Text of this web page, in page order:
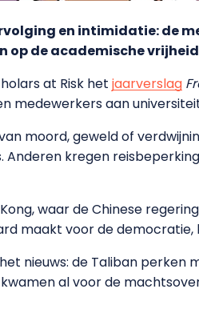
en intimidatie: de
op de academische
at Risk het jaarverslag
medewerkers aan
moord, geweld of
Anderen kregen
waar de Chinese
maakt voor de
nieuws: de Taliban
al voor de